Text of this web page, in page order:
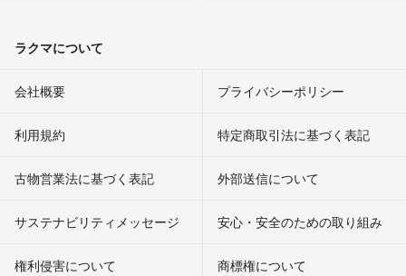
ラクマについて
会社概要 プライバシーポリシー
利用規約 特定商取引法に基づく表記
古物営業法に基づく表記 外部送信について
サステナビリティメッセージ 安心・安全のための取り組み
権利侵害について
商標権について